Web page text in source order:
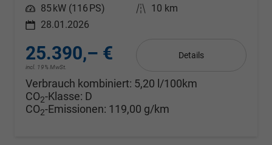
Leistung 85 kW (116 PS) Kilometerstand 10 km
28.01.2026
25.390,– €
incl. 19% MwSt.
Details
Verbrauch kombiniert: 5,20 l/100km
CO2-Klasse: D
CO2-Emissionen: 119,00 g/km